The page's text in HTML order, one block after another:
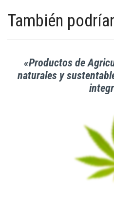
También
«Productos de
naturales y